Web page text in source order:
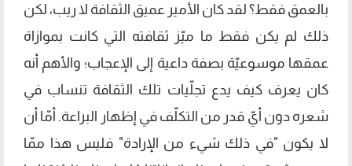
بالعمق فقط؟ لقد كان الأمير عميق الثقافة لا ريب، لكن
ذلك لم يكن فقط ما ميّز ثقافته التي كانت بموازاة
عمقها موسوعيّة بصفة داعية إلى الإعجاب؛ والأهم أنه
كان يعرف كيف يدع تجلّيات تلك الثقافة تنساب في
شعره دون أيّ قدر من التكلّف في إظهار البراعة. أمّا أن
لا يكون "في ذلك شيء من الإرادة" فليس هذا ممّا